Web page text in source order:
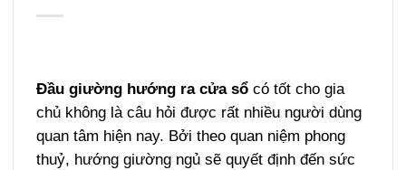
Đầu giường hướng ra cửa sổ có tốt cho gia
chủ không là câu hỏi được rất nhiều người dùng
quan tâm hiện nay. Bởi theo quan niệm phong
thuỷ, hướng giường ngủ sẽ quyết định đến sức